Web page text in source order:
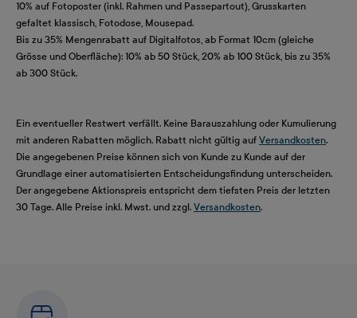
10% auf Fotoposter (inkl. Rahmen und Passepartout), Grusskarten
gefaltet klassisch, Fotodose, Mousepad.
Bis zu 35% Mengenrabatt auf Digitalfotos, ab Format 10cm (gleiche
Grösse und Oberfläche): 10% ab 50 Stück, 20% ab 100 Stück, bis zu 35%
ab 300 Stück.
Ein eventueller Restwert verfällt. Keine Barauszahlung oder Kumulierung
mit anderen Rabatten möglich. Rabatt nicht gültig auf Versandkosten.
Die angegebenen Preise können sich von Kunde zu Kunde auf der
Grundlage einer automatisierten Entscheidungsfindung unterscheiden.
Der angegebene Aktionspreis entspricht dem tiefsten Preis der letzten
30 Tage. Alle Preise inkl. Mwst. und zzgl. Versandkosten.